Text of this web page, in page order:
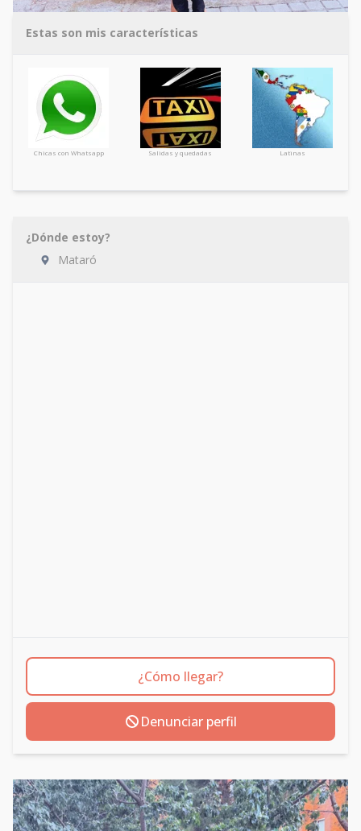
Estas son mis características
Chicas con Whatsapp Salidas y quedadas Latinas
¿Dónde estoy?
Mataró
¿Cómo llegar?
Denunciar perfil